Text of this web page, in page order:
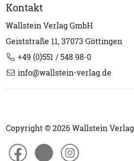
Kontakt
Wallstein Verlag GmbH
Geiststraße 11, 37073 Göttingen
+49 (0)551 / 548 98-0
info@wallstein-verlag.de
Copyright © 2026 Wallstein Verlag